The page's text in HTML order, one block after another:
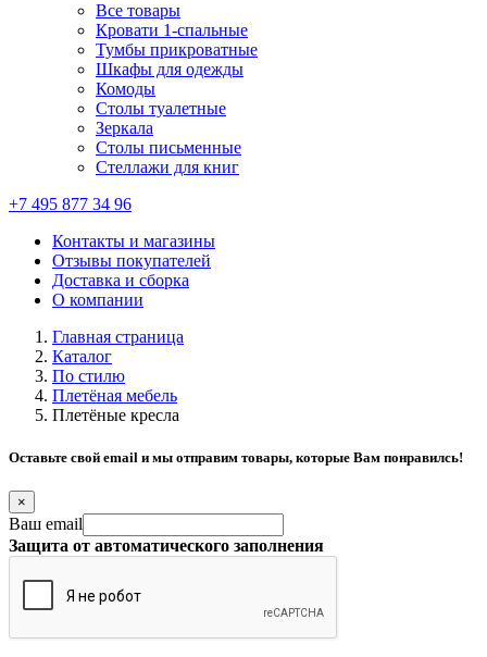
Все товары
Кровати 1-спальные
Тумбы прикроватные
Шкафы для одежды
Комоды
Столы туалетные
Зеркала
Столы письменные
Стеллажи для книг
+7 495 877 34 96
Контакты и магазины
Отзывы покупателей
Доставка и сборка
О компании
Главная страница
Каталог
По стилю
Плетёная мебель
Плетёные кресла
Оставьте свой email и мы отправим товары, которые Вам понравилсь!
×
Ваш email
Защита от автоматического заполнения